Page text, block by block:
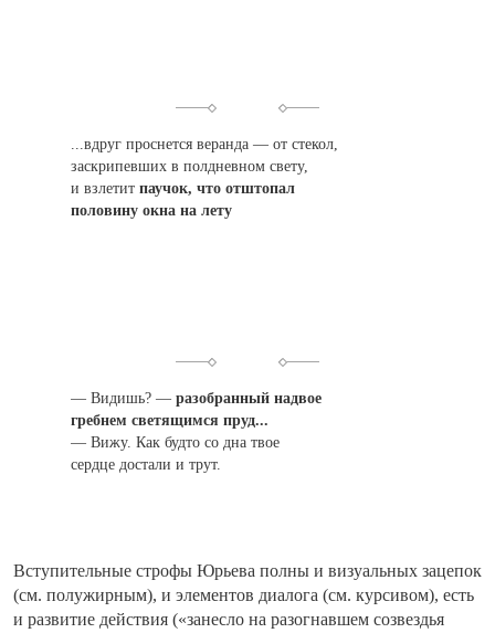
...вдруг проснется веранда — от стекол,
заскрипевших в полдневном свету,
и взлетит паучок, что отштопал
половину окна на лету
— Видишь? — разобранный надвое
гребнем светящимся пруд...
— Вижу. Как будто со дна твое
сердце достали и трут.
Вступительные строфы Юрьева полны и визуальных зацепок
(см. полужирным), и элементов диалога (см. курсивом), есть
и развитие действия («занесло на разогнавшем созвездья